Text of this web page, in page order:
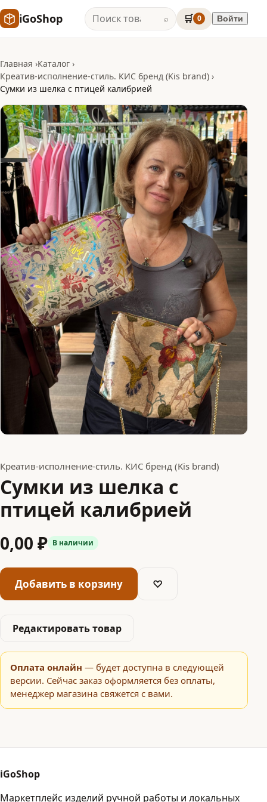
iGoShop ⌕ 🛒 0 Войти
Главная Каталог
Креатив-исполнение-стиль. КИС бренд (Kis brand)
Сумки из шелка с птицей калибрией
Креатив-исполнение-стиль. КИС бренд (Kis brand)
Сумки из шелка с
птицей калибрией
0,00 ₽ В наличии
Добавить в корзину ♡
Редактировать товар
Оплата онлайн — будет доступна в следующей
версии. Сейчас заказ оформляется без оплаты,
менеджер магазина свяжется с вами.
iGoShop
Маркетплейс изделий ручной работы и локальных